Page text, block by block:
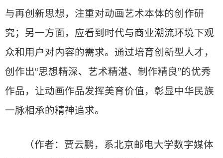
与再创新思想，注重对动画艺术本体的创作研
究；另一方面，应看到时代与商业潮流环境下观
众和用户对内容的需求。通过培育创新型人才，
创作出“思想精深、艺术精湛、制作精良”的优秀
作品，让动画作品发挥美育价值，彰显中华民族
一脉相承的精神追求。
（作者：贾云鹏，系北京邮电大学数字媒体